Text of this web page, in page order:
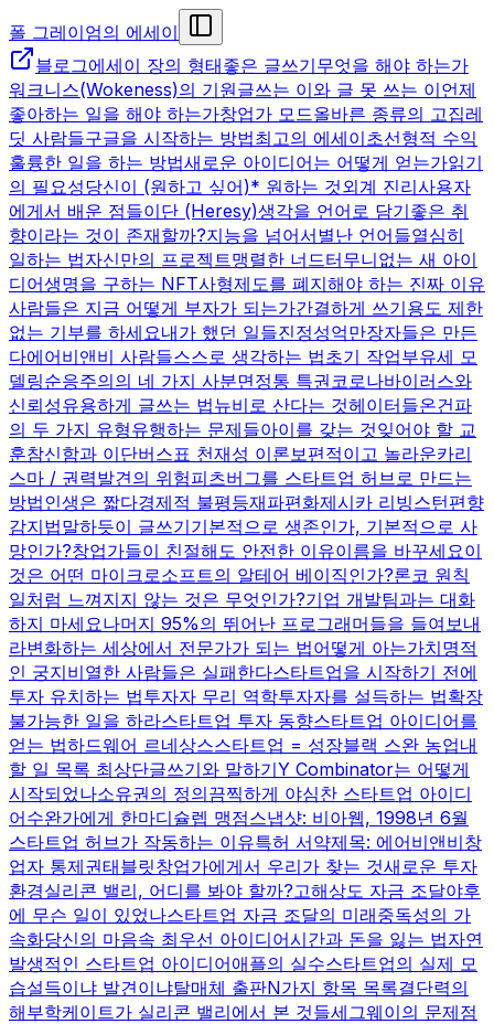
폴 그레이엄의 에세이
블로그에세이 장의 형태좋은 글쓰기무엇을 해야 하는가
워크니스(Wokeness)의 기원글쓰는 이와 글 못 쓰는 이언제
좋아하는 일을 해야 하는가창업가 모드올바른 종류의 고집레
딧 사람들구글을 시작하는 방법최고의 에세이초선형적 수익
훌륭한 일을 하는 방법새로운 아이디어는 어떻게 얻는가읽기
의 필요성당신이 (원하고 싶어)* 원하는 것외계 진리사용자
에게서 배운 점들이단 (Heresy)생각을 언어로 담기좋은 취
향이라는 것이 존재할까?지능을 넘어서별난 언어들열심히
일하는 법자신만의 프로젝트맹렬한 너드터무니없는 새 아이
디어생명을 구하는 NFT사형제도를 폐지해야 하는 진짜 이유
사람들은 지금 어떻게 부자가 되는가간결하게 쓰기용도 제한
없는 기부를 하세요내가 했던 일들진정성억만장자들은 만든
다에어비앤비 사람들스스로 생각하는 법초기 작업부유세 모
델링순응주의의 네 가지 사분면정통 특권코로나바이러스와
신뢰성유용하게 글쓰는 법뉴비로 산다는 것헤이터들온건파
의 두 가지 유형유행하는 문제들아이를 갖는 것잊어야 할 교
훈참신함과 이단버스표 천재성 이론보편적이고 놀라운카리
스마 / 권력발견의 위험피츠버그를 스타트업 허브로 만드는
방법인생은 짧다경제적 불평등재파편화제시카 리빙스턴편향
감지법말하듯이 글쓰기기본적으로 생존인가, 기본적으로 사
망인가?창업가들이 친절해도 안전한 이유이름을 바꾸세요이
것은 어떤 마이크로소프트의 알테어 베이직인가?론코 원칙
일처럼 느껴지지 않는 것은 무엇인가?기업 개발팀과는 대화
하지 마세요나머지 95%의 뛰어난 프로그래머들을 들여보내
라변화하는 세상에서 전문가가 되는 법어떻게 아는가치명적
인 궁지비열한 사람들은 실패한다스타트업을 시작하기 전에
투자 유치하는 법투자자 무리 역학투자자를 설득하는 법확장
불가능한 일을 하라스타트업 투자 동향스타트업 아이디어를
얻는 법하드웨어 르네상스스타트업 = 성장블랙 스완 농업내
할 일 목록 최상단글쓰기와 말하기Y Combinator는 어떻게
시작되었나소유권의 정의끔찍하게 야심찬 스타트업 아이디
어수완가에게 한마디슐렙 맹점스냅샷: 비아웹, 1998년 6월
스타트업 허브가 작동하는 이유특허 서약제목: 에어비앤비창
업자 통제권태블릿창업가에게서 우리가 찾는 것새로운 투자
환경실리콘 밸리, 어디를 봐야 할까?고해상도 자금 조달야후
에 무슨 일이 있었나스타트업 자금 조달의 미래중독성의 가
속화당신의 마음속 최우선 아이디어시간과 돈을 잃는 법자연
발생적인 스타트업 아이디어애플의 실수스타트업의 실제 모
습설득이냐 발견이냐탈매체 출판N가지 항목 목록결단력의
해부학케이트가 실리콘 밸리에서 본 것들세그웨이의 문제점